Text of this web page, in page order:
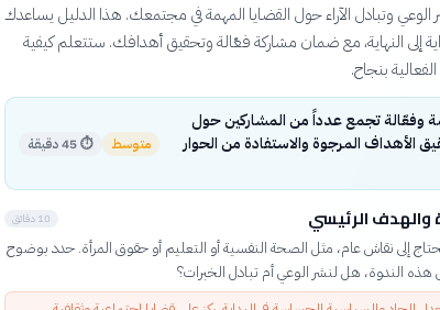
الوعي وتبادل الآراء حول القضايا المهمة في مجتمعك. هذا الدليل يساعدك
إلى النهاية، مع ضمان مشاركة فعّالة وتحقيق أهدافك. ستتعلم كيفية
بنجاح.
وفعّالة تجمع عدداً من المشاركين حول
المرجوة والاستفادة من الحوار
متوسط ⏱45 دقيقة
والهدف الرئيسي 10 دقائق
إلى نقاش عام، مثل الصحة النفسية أو التعليم أو حقوق المرأة. حدد بوضوح
هذه الندوة، هل لنشر الوعي أم تبادل الخبرات؟